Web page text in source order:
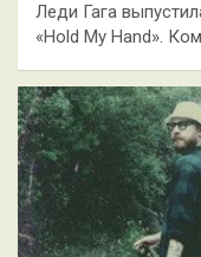
Леди Гага
«Hold My Hand».